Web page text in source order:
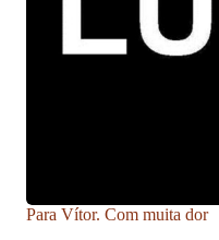
Para Vítor. Com muita dor